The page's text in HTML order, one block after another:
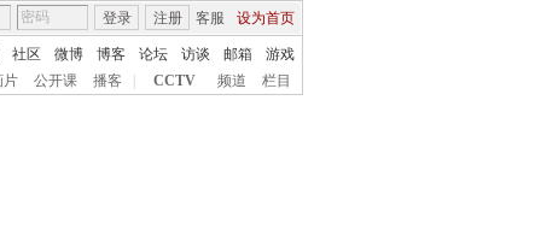
客服 设为首页
登录 注册
社区 微博 博客 论坛 访谈 邮箱
游戏
片 公开课 播客 CCTV 频道 栏目